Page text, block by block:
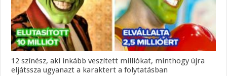
12 színész, aki inkább veszített milliókat, minthogy újra
eljátssza ugyanazt a karaktert a folytatásban